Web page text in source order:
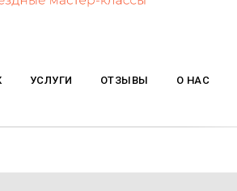
УСЛУГИ ОТЗЫВЫ О НАС